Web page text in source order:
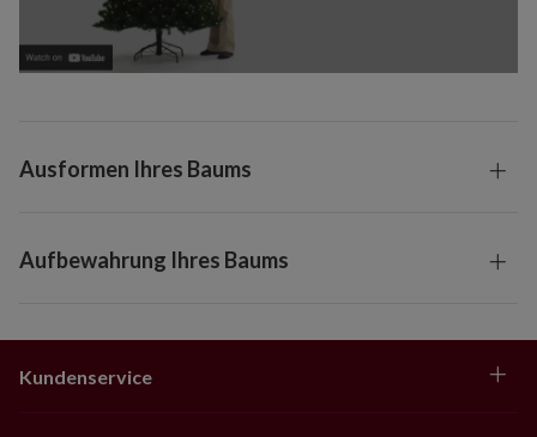
Ausformen Ihres Baums
Aufbewahrung Ihres Baums
Kundenservice